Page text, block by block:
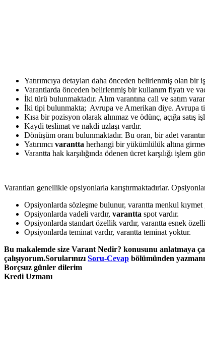
Yatırımcıya detayları daha önceden belirlenmiş olan
Varantlarda önceden belirlenmiş bir kullanım fiyatı ve
İki türü bulunmaktadır. Alım varantına call ve satım
İki tipi bulunmakta; Avrupa ve Amerikan diye. Avrupa
Kısa bir pozisyon olarak alınmaz ve ödünç, açığa satış
Kaydi teslimat ve nakdi uzlaşı vardır.
Dönüşüm oranı bulunmaktadır. Bu oran, bir adet
Yatırımcı varantta herhangi bir yükümlülük altına
Varantta hak karşılığında ödenen ücret karşılığı işlem
Varantları genellikle opsiyonlarla karıştırmaktadırlar.
Opsiyonlarda sözleşme bulunur, varantta menkul kıymet
Opsiyonlarda vadeli vardır, varantta spot vardır.
Opsiyonlarda standart özellik vardır, varantta esnek
Opsiyonlarda teminat vardır, varantta teminat yoktur.
Bu makalemde size Varant Nedir? konusunu anlatmaya
çalışıyorum.Sorularınızı Soru-Cevap bölümünden
Borçsuz günler dilerim
Kredi Uzmanı